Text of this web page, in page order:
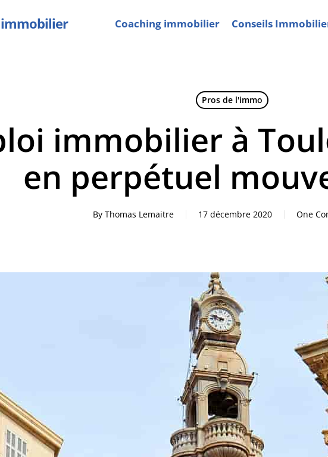
immobilier Coaching immobilier Conseils
Pros de l'immo
immobilier à
en perpétuel
By Thomas Lemaitre 17 décembre 2020 One